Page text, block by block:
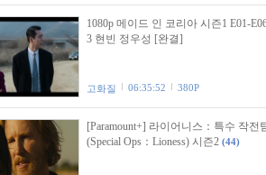
1080p 메이드 인 코리아 시즌1 E01-
3 현빈 정우성 [완결]
고화질 06:35:52 380P
[Paramount+] 라이어니스：특수 작전
(Special Ops：Lioness) 시즌2 (44)